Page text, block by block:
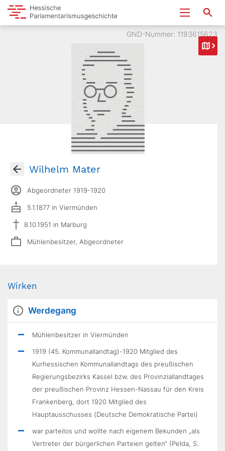
GND-Nummer: 1193615623
Wilhelm Mater
Abgeordneter 1919-1920
5.1.1877 in Viermünden
8.10.1951 in Marburg
Mühlenbesitzer, Abgeordneter
Wirken
Werdegang
Mühlenbesitzer in Viermünden
1919 (45. Kommunallandtag)-1920 Mitglied des
Kurhessischen Kommunallandtags des preußischen
Regierungsbezirks Kassel bzw. des Provinziallandtages
der preußischen Provinz Hessen-Nassau für den Kreis
Frankenberg, dort 1920 Mitglied des
Hauptausschusses (Deutsche Demokratische Partei)
war parteilos und wollte nach eigenem Bekunden „als
Vertreter der bürgerlichen Parteien gelten“ (Pelda, S.